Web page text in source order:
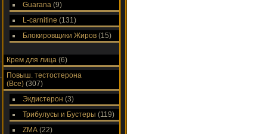
Guarana (9)
L-carnitine (131)
Блокировщики Жиров (15)
Крем для лица (6)
Повыш. тестостерона
(Все) (307)
Экдистерон (3)
Трибулусы и Бустеры (119)
ZMA (22)